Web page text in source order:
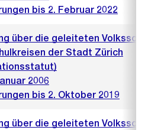
bis 2. Februar 2022
über die geleiteten
der Stadt Zürich
2006
bis 2. Oktober 2019
über die geleiteten